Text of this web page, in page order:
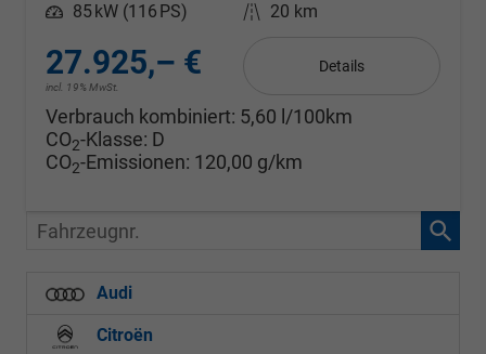
Leistung 85 kW (116 PS) Kilometerstand 20 km
27.925,– €
incl. 19% MwSt.
Details
Verbrauch kombiniert: 5,60 l/100km
CO2-Klasse: D
CO2-Emissionen: 120,00 g/km
Fahrzeugnr.
Audi
Citroën